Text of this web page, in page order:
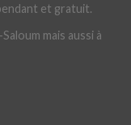
et gratuit.
mais aussi à